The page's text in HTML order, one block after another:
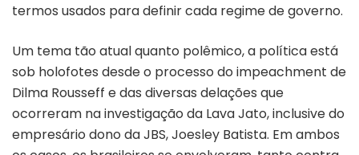
termos usados para definir cada regime de governo.
Um tema tão atual quanto polêmico, a política está
sob holofotes desde o processo do impeachment de
Dilma Rousseff e das diversas delações que
ocorreram na investigação da Lava Jato, inclusive do
empresário dono da JBS, Joesley Batista. Em ambos